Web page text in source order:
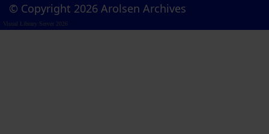
© Copyright 2026 Arolsen Archives
Visual Library Server 2026